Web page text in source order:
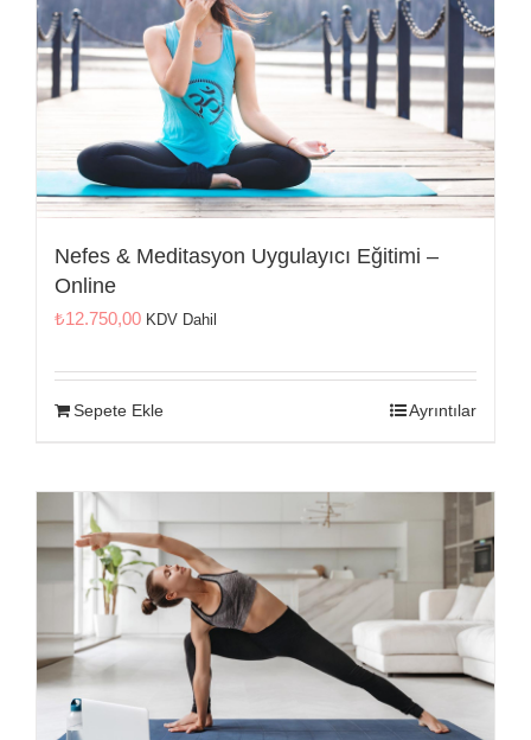
Nefes & Meditasyon Uygulayıcı Eğitimi –
Online
₺12.750,00 KDV Dahil
Sepete Ekle Ayrıntılar